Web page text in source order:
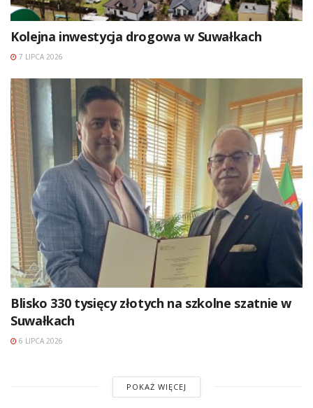
Kolejna inwestycja drogowa w Suwałkach
7 LIPCA 2026
Blisko 330 tysięcy złotych na szkolne szatnie w
Suwałkach
6 LIPCA 2026
POKAŻ WIĘCEJ